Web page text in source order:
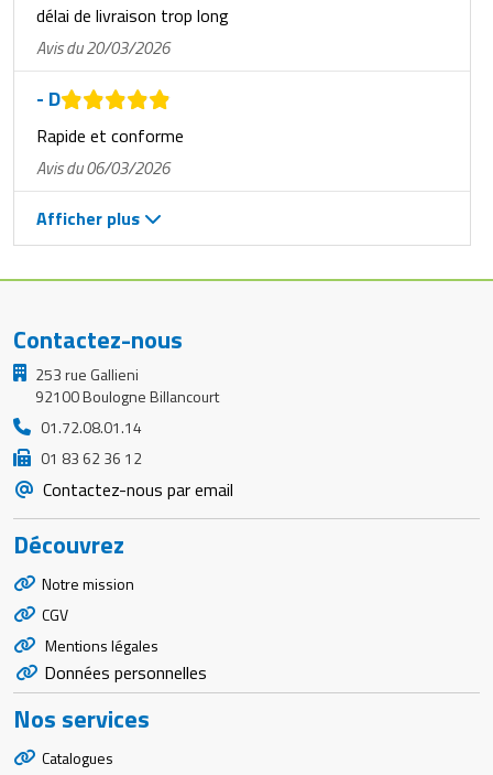
délai de livraison trop long
Avis du 20/03/2026
- D
Rapide et conforme
Avis du 06/03/2026
Afficher plus
Contactez-nous
253 rue Gallieni
92100 Boulogne Billancourt
01.72.08.01.14
01 83 62 36 12
Contactez-nous par email
Découvrez
Notre mission
CGV
Mentions légales
Données personnelles
Nos services
Catalogues